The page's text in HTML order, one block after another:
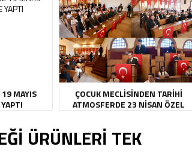
19 MAYIS
ÇOCUK MECLİSİNDEN TARİHİ
ATMOSFERDE 23 NİSAN ÖZEL
ÜRÜNLERİ TEK